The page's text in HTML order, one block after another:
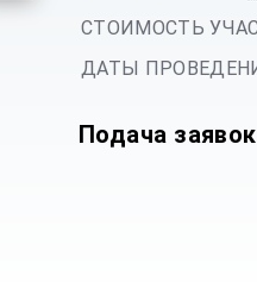
СТОИМОСТЬ
ДАТЫ
Подача